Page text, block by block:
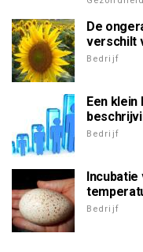
De
verschilt
Bedrijf
Een
Bedrijf
Incubatie
Bedrijf